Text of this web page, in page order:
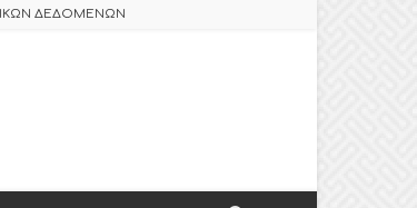
ΔΕΔΟΜΕΝΩΝ